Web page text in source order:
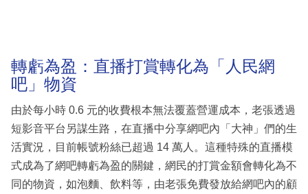
轉虧為盈：直播打賞轉化為「人民網
吧」物資
由於每小時 0.6 元的收費根本無法覆蓋營運成本，老張透過
短影音平台另謀生路，在直播中分享網吧內「大神」們的生
活實況，目前帳號粉絲已超過 14 萬人。這種特殊的直播模
式成為了網吧轉虧為盈的關鍵，網民的打賞金額會轉化為不
同的物資，如泡麵、飲料等，由老張免費發放給網吧內的顧